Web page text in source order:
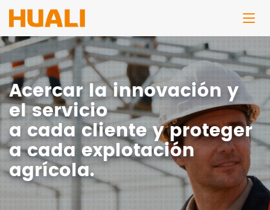
Acercar la innovación y
el servicio
a cada cliente y proteger
a cada explotación
agrícola.